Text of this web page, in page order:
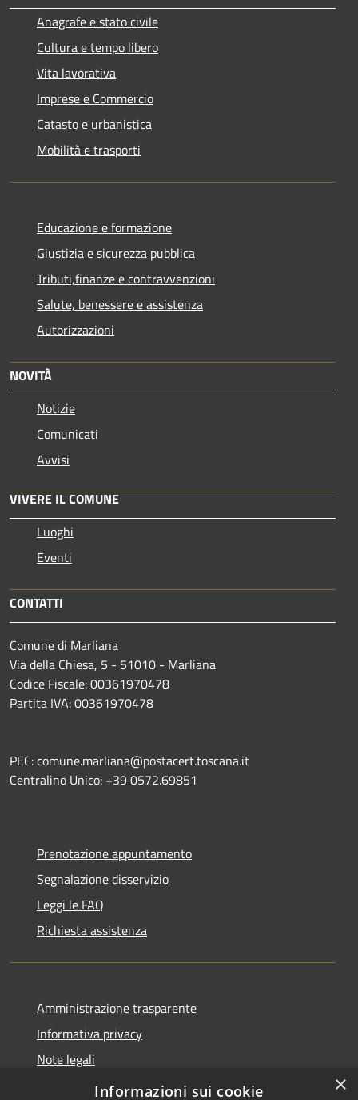
Anagrafe e stato civile
Cultura e tempo libero
Vita lavorativa
Imprese e Commercio
Catasto e urbanistica
Mobilità e trasporti
Educazione e formazione
Giustizia e sicurezza pubblica
Tributi,finanze e contravvenzioni
Salute, benessere e assistenza
Autorizzazioni
NOVITÀ
Notizie
Comunicati
Avvisi
VIVERE IL COMUNE
Luoghi
Eventi
CONTATTI
Comune di Marliana
Via della Chiesa, 5 - 51010 - Marliana
Codice Fiscale: 00361970478
Partita IVA: 00361970478
PEC: comune.marliana@postacert.toscana.it
Centralino Unico: +39 0572.69851
Prenotazione appuntamento
Segnalazione disservizio
Leggi le FAQ
Richiesta assistenza
Amministrazione trasparente
Informativa privacy
Note legali
Dichiarazione di accessibilità
×
Informazioni sui cookie